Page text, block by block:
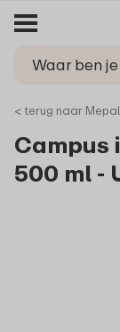
< terug naar Mepal
Campus
500 ml -